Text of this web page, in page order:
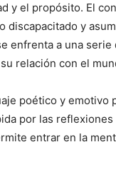
y el propósito. El
discapacitado y
enfrenta a una
relación con el
poético y emotivo
por las
entrar en la